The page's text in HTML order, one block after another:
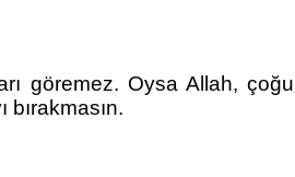
göremez. Oysa Allah,